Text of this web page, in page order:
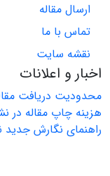
ارسال مقاله
تماس با ما
نقشه سایت
اخبار و اعلانات
محدودیت دریافت
هزینه چاپ مقاله در
راهنمای نگارش جدید